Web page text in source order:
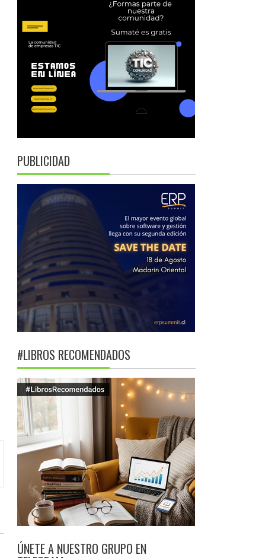
PUBLICIDAD
#LIBROS RECOMENDADOS
ÚNETE A NUESTRO GRUPO EN